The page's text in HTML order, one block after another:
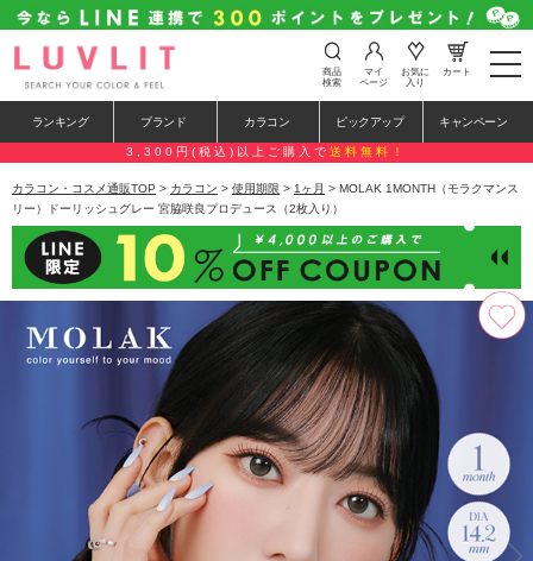
t
o
e
n
a
a
i
o
n
商品
検索
マイ
ページ
お気に
入り
カート
ランキング ブランド カラコン ピックアップ キャンペーン
3,300円(税込)以上ご購入で 送料無料！
カラコン・コスメ通販TOP > カラコン > 使用期限 > 1ヶ月 > MOLAK 1MONTH（モラクマンス
リー）ドーリッシュグレー 宮脇咲良プロデュース（2枚入り）